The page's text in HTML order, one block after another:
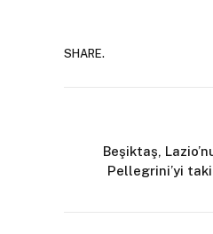
SHARE.
Beşiktaş,
Pellegrini’yi